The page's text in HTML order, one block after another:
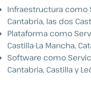
Infraestructura como
Cantabria, las dos
Plataforma como
Castilla-La Mancha,
Software como
Cantabria, Castilla y